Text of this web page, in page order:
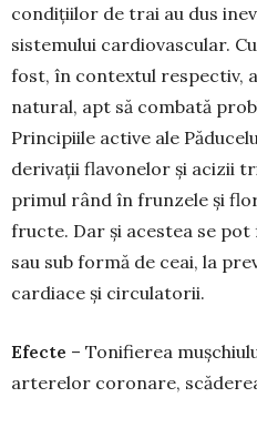
condițiilor de trai au dus
sistemului cardiovascular.
fost, în contextul respectiv,
natural, apt să combată
Principiile active ale
derivații flavonelor și acizii
primul rând în frun­zele și
fructe. Dar și acestea se
sau sub formă de ceai, la
cardiace și circu­latorii.
Efecte – Tonifierea
arterelor coronare,